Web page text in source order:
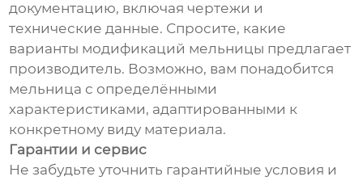
документацию, включая чертежи и
технические данные. Спросите, какие
варианты модификаций мельницы предлагает
производитель. Возможно, вам понадобится
мельница с определёнными
характеристиками, адаптированными к
конкретному виду материала.
Гарантии и сервис
Не забудьте уточнить гарантийные условия и